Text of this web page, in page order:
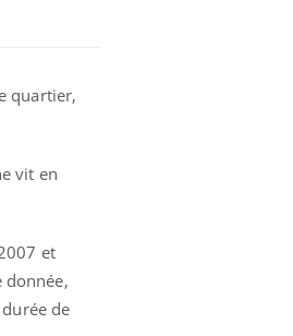
quartier,
vit en
et
donnée,
de